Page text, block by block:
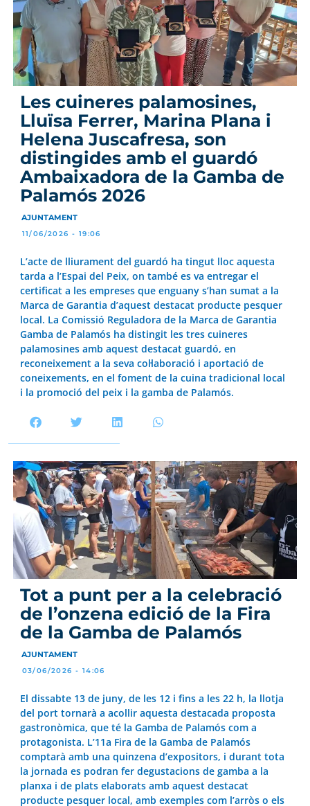
Les cuineres palamosines,
Lluïsa Ferrer, Marina Plana i
Helena Juscafresa, son
distingides amb el guardó
Ambaixadora de la Gamba de
Palamós 2026
AJUNTAMENT
11/06/2026 - 19:06
L’acte de lliurament del guardó ha tingut lloc aquesta
tarda a l’Espai del Peix, on també es va entregar el
certificat a les empreses que enguany s’han sumat a la
Marca de Garantia d’aquest destacat producte pesquer
local. La Comissió Reguladora de la Marca de Garantia
Gamba de Palamós ha distingit les tres cuineres
palamosines amb aquest destacat guardó, en
reconeixement a la seva col·laboració i aportació de
coneixements, en el foment de la cuina tradicional local
i la promoció del peix i la gamba de Palamós.
Tot a punt per a la celebració
de l’onzena edició de la Fira
de la Gamba de Palamós
AJUNTAMENT
03/06/2026 - 14:06
El dissabte 13 de juny, de les 12 i fins a les 22 h, la llotja
del port tornarà a acollir aquesta destacada proposta
gastronòmica, que té la Gamba de Palamós com a
protagonista. L’11a Fira de la Gamba de Palamós
comptarà amb una quinzena d’expositors, i durant tota
la jornada es podran fer degustacions de gamba a la
planxa i de plats elaborats amb aquest destacat
producte pesquer local, amb exemples com l’arròs o els